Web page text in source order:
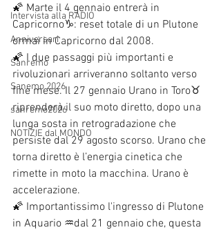
Intervista alla RADIO
Anniversari
Sanremo
Sanemo 2026
sanremo2026
NOTIZIE dal MONDO
🌠 Marte il 4 gennaio entrerà in
Capricorno♑: reset totale di un Plutone
ormai in Capricorno dal 2008.
🌠 I due passaggi più importanti e
rivoluzionari arriveranno soltanto verso
fine mese. Il 27 gennaio Urano in Toro♉
riprenderà il suo moto diretto, dopo una
lunga sosta in retrogradazione che
persiste dal 29 agosto scorso. Urano che
torna diretto è l’energia cinetica che
rimette in moto la macchina. Urano è
accelerazione.
🌠 Importantissimo l'ingresso di Plutone
in Aquario ♒dal 21 gennaio che, questa